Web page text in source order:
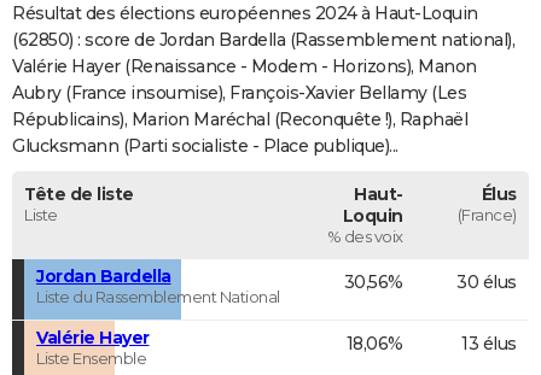
S'inscrire
Se connecter
Lycées
Collèges
Primaires
Universités
Entreprises
Service militaire
Avis de recherche
AVIS DE DÉCÈS
FORUM
Bricolage
Lifestyle
Culture
SportAuto
Television
Voyage
Cinema
Résultat des élections européennes 2024 à Haut-Loquin
(62850) : score de Jordan Bardella (Rassemblement national),
Valérie Hayer (Renaissance - Modem - Horizons), Manon
Aubry (France insoumise), François-Xavier Bellamy (Les
Républicains), Marion Maréchal (Reconquête !), Raphaël
Glucksmann (Parti socialiste - Place publique)...
Tête de liste
Liste
Haut-
Loquin
% des voix
Élus
(France)
Jordan Bardella
Liste du Rassemblement National
30,56% 30 élus
Valérie Hayer
Liste Ensemble
18,06% 13 élus